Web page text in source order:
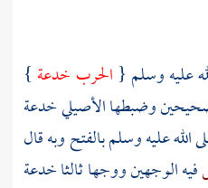
عليه وسلم { الحرب خدعة }
وضبطهاالأصيليخدعة
الله عليه وسلم بالفتح وبه قال
فيه الوجهين ووجها ثالثا خدعة